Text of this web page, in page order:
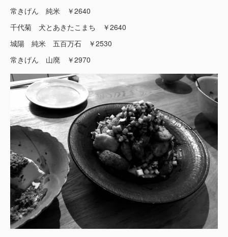
常きげん 純米 ￥2640
千代菊 犬とあきたこまち ￥2640
城陽 純米 五百万石 ￥2530
常きげん 山廃 ￥2970